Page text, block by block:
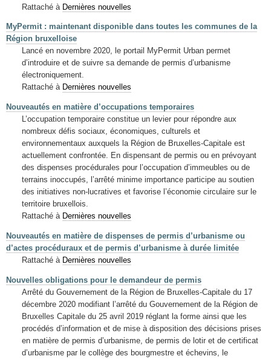
Rattaché à Dernières nouvelles
MyPermit : maintenant disponible dans toutes les communes de la
Région bruxelloise
Lancé en novembre 2020, le portail MyPermit Urban permet
d’introduire et de suivre sa demande de permis d’urbanisme
électroniquement.
Rattaché à Dernières nouvelles
Nouveautés en matière d’occupations temporaires
L’occupation temporaire constitue un levier pour répondre aux
nombreux défis sociaux, économiques, culturels et
environnementaux auxquels la Région de Bruxelles-Capitale est
actuellement confrontée. En dispensant de permis ou en prévoyant
des dispenses procédurales pour l’occupation d’immeubles ou de
terrains inoccupés, l’arrêté minime importance participe au soutien
des initiatives non-lucratives et favorise l’économie circulaire sur le
territoire bruxellois.
Rattaché à Dernières nouvelles
Nouveautés en matière de dispenses de permis d’urbanisme ou
d’actes procéduraux et de permis d’urbanisme à durée limitée
Rattaché à Dernières nouvelles
Nouvelles obligations pour le demandeur de permis
Arrêté du Gouvernement de la Région de Bruxelles-Capitale du 17
décembre 2020 modifiant l’arrêté du Gouvernement de la Région de
Bruxelles Capitale du 25 avril 2019 réglant la forme ainsi que les
procédés d’information et de mise à disposition des décisions prises
en matière de permis d’urbanisme, de permis de lotir et de certificat
d’urbanisme par le collège des bourgmestre et échevins, le